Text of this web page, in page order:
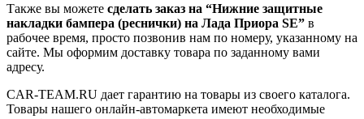
Также вы можете сделать заказ на “Нижние защитные
накладки бампера (реснички) на Лада Приора SE” в
рабочее время, просто позвонив нам по номеру, указанному на
сайте. Мы оформим доставку товара по заданному вами
адресу.
CAR-TEAM.RU дает гарантию на товары из своего каталога.
Товары нашего онлайн-автомаркета имеют необходимые